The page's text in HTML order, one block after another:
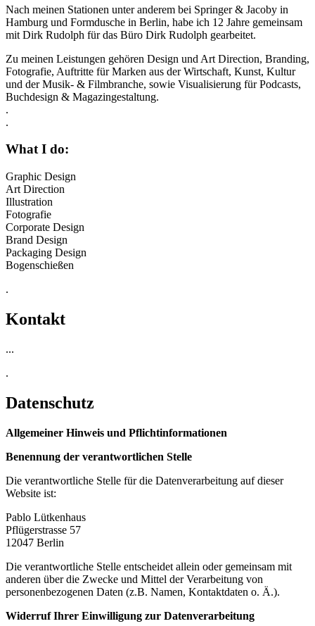
Nach meinen Stationen unter anderem bei Springer & Jacoby in
Hamburg und Formdusche in Berlin, habe ich 12 Jahre gemeinsam
mit Dirk Rudolph für das Büro Dirk Rudolph gearbeitet.
Zu meinen Leistungen gehören Design und Art Direction, Branding,
Fotografie, Auftritte für Marken aus der Wirtschaft, Kunst, Kultur
und der Musik- & Filmbranche, sowie Visualisierung für Podcasts,
Buchdesign & Magazingestaltung.
.
.
What I do:
Graphic Design
Art Direction
Illustration
Fotografie
Corporate Design
Brand Design
Packaging Design
Bogenschießen
.
Kontakt
...
.
Datenschutz
Allgemeiner Hinweis und Pflichtinformationen
Benennung der verantwortlichen Stelle
Die verantwortliche Stelle für die Datenverarbeitung auf dieser
Website ist:
Pablo Lütkenhaus
Pflügerstrasse 57
12047 Berlin
Die verantwortliche Stelle entscheidet allein oder gemeinsam mit
anderen über die Zwecke und Mittel der Verarbeitung von
personenbezogenen Daten (z.B. Namen, Kontaktdaten o. Ä.).
Widerruf Ihrer Einwilligung zur Datenverarbeitung